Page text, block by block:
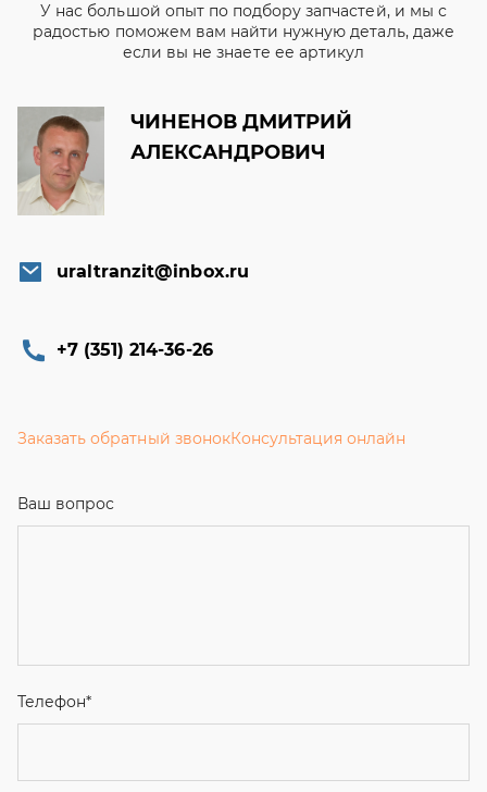
У нас большой опыт по подбору запчастей, и мы с
радостью поможем вам найти нужную деталь, даже
если вы не знаете ее артикул
ЧИНЕНОВ ДМИТРИЙ
АЛЕКСАНДРОВИЧ
uraltranzit@inbox.ru
+7 (351) 214-36-26
Заказать обратный звонокКонсультация онлайн
Ваш вопрос